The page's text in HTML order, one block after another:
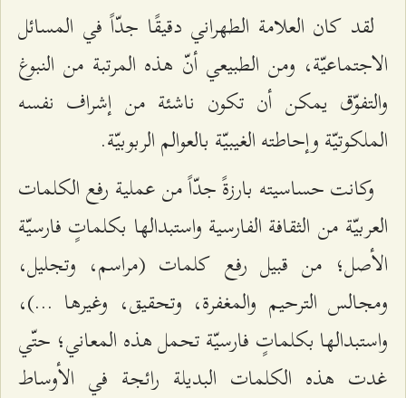
لقد كان العلامة الطهراني دقيقًا جدّاً في المسائل
الاجتماعيّة، ومن الطبيعي أنّ هذه المرتبة من النبوغ
والتفوّق يمكن أن تكون ناشئة من إشراف نفسه
الملكوتيّة وإحاطته الغيبيّة بالعوالم الربوبيّة.
وكانت حساسيته بارزةً جدّاً من عملية رفع الكلمات
العربيّة من الثقافة الفارسية واستبدالها بكلماتٍ فارسيّة
الأصل؛ من قبيل رفع كلمات (مراسم، وتجليل،
ومجالس الترحيم والمغفرة، وتحقيق، وغيرها ...)،
واستبدالها بكلماتٍ فارسيّة تحمل هذه المعاني؛ حتّي
غدت هذه الكلمات البديلة رائجة في الأوساط